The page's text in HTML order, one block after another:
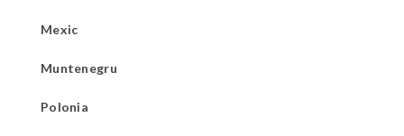
Mexic
Muntenegru
Polonia